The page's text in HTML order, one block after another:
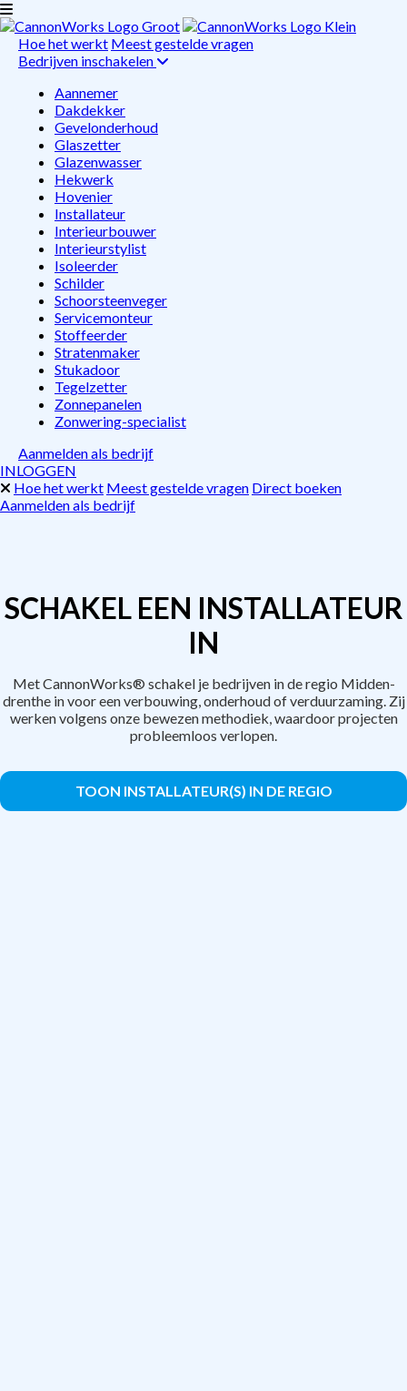
Hoe het werkt Meest gestelde vragen
Bedrijven inschakelen
Aannemer
Dakdekker
Gevelonderhoud
Glaszetter
Glazenwasser
Hekwerk
Hovenier
Installateur
Interieurbouwer
Interieurstylist
Isoleerder
Schilder
Schoorsteenveger
Servicemonteur
Stoffeerder
Stratenmaker
Stukadoor
Tegelzetter
Zonnepanelen
Zonwering-specialist
Aanmelden als bedrijf
INLOGGEN
Hoe het werkt Meest gestelde vragen Direct boeken
Aanmelden als bedrijf
SCHAKEL EEN INSTALLATEUR
IN
Met CannonWorks® schakel je bedrijven in de regio Midden-
drenthe in voor een verbouwing, onderhoud of verduurzaming. Zij
werken volgens onze bewezen methodiek, waardoor projecten
probleemloos verlopen.
TOON INSTALLATEUR(S) IN DE REGIO